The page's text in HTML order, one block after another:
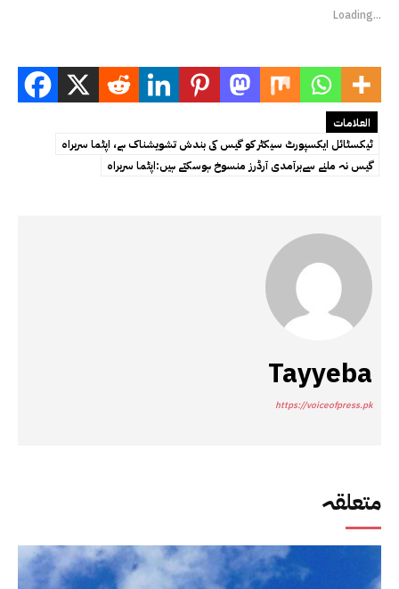
متعلقہ
Loading...
العلامات
ٹیکسٹائل ایکسپورٹ سیکٹر کو گیس کی بندش تشویشناک ہے، اپٹما سربراہ
گیس نہ ملنے سےبرآمدی آرڈرز منسوخ ہوسکتے ہیں:اپٹما سربراہ
Tayyeba
https://voiceofpress.pk